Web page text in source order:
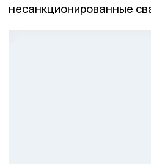
несанкционированные